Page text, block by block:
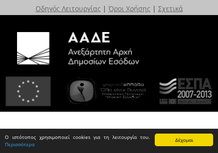
Δέχομαι
Ο ιστότοπος χρησιμοποιεί cookies για τη λειτουργία του.
Περισσότερα
Οδηγός Λειτουργίας | Όροι Χρήσης | Σχετικά